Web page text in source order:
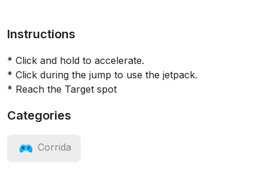
Instructions
* Click and hold to accelerate.
* Click during the jump to use the jetpack.
* Reach the Target spot
Categories
Corrida